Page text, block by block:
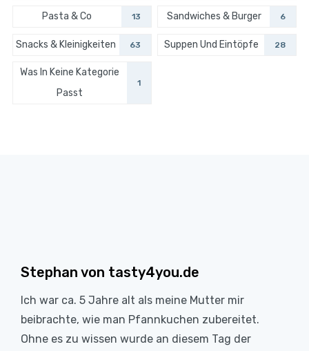
Pasta & Co 13 Sandwiches & Burger 6
Snacks & Kleinigkeiten 63 Suppen Und Eintöpfe 28
Was In Keine Kategorie
Passt
1
Stephan von tasty4you.de
Ich war ca. 5 Jahre alt als meine Mutter mir
beibrachte, wie man Pfannkuchen zubereitet.
Ohne es zu wissen wurde an diesem Tag der